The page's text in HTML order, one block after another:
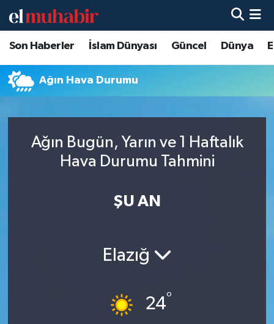
Son Haberler İslam Dünyası Güncel Dünya
Ağın Hava Durumu
Ağın Bugün, Yarın ve 1 Haftalık
Hava Durumu Tahmini
ŞU AN
Elazığ
24°
Hava Durumu
Trafik Durumu
Tüm Manşetler